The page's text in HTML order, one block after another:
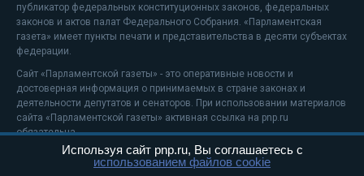
публикатор федеральных конституционных законов, федеральных
законов и актов палат Федерального Собрания. «Парламентская
газета» имеет пункты печати и представительства в десяти субъектах
федерации.
Сайт «Парламентской газеты» - это оперативные новости и
достоверная информация о принимаемых в стране законах и
деятельности депутатов и сенаторов. При использовании материалов
сайта «Парламентской газеты» активная ссылка на pnp.ru
обязательна.
На информационном ресурсе применяютсярекомендательные
Используя сайт pnp.ru, Вы соглашаетесь с
использованием файлов cookie